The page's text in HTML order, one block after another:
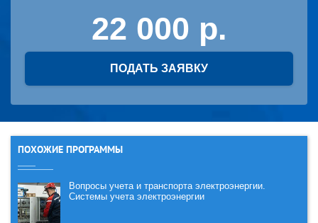
22 000
ПОДАТЬ ЗАЯВКУ
ПОХОЖИЕ ПРОГРАММЫ
Вопросы учета и транспорта электроэнергии.
Системы учета электроэнергии